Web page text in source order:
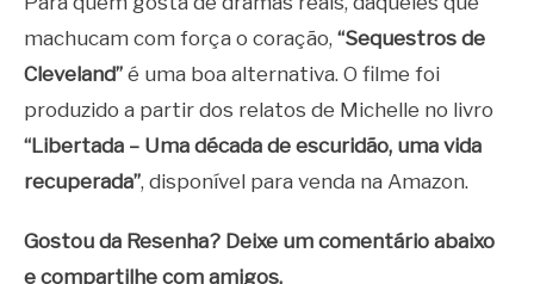
machucam com força o coração, “Sequestros de
Cleveland” é uma boa alternativa. O filme foi
produzido a partir dos relatos de Michelle no livro
“Libertada – Uma década de escuridão, uma vida
recuperada”, disponível para venda na Amazon.
Gostou da Resenha? Deixe um comentário abaixo
e compartilhe com amigos.